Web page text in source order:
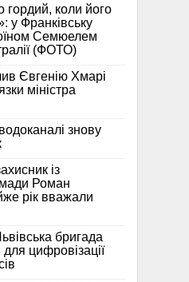
гордий, коли його
у Франківську
Семюелем
(ФОТО)
Євгенію Хмарі
міністра
знову
із
Роман
рік вважали
бригада
цифровізації